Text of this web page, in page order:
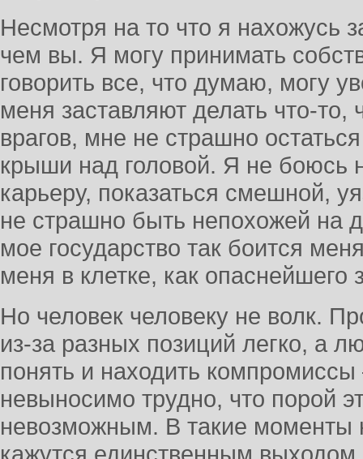
Несмотря на то что я нахожусь
чем вы. Я могу принимать
говорить все, что думаю, могу
меня заставляют делать что-то,
врагов, мне не страшно
крыши над головой. Я не боюсь
карьеру, показаться смешной,
не страшно быть непохожей на
мое государство так боится
меня в клетке, как опаснейшего
Но человек человеку не волк.
из-за разных позиций легко, а
понять и находить
невыносимо трудно, что порой
невозможным. В такие моменты